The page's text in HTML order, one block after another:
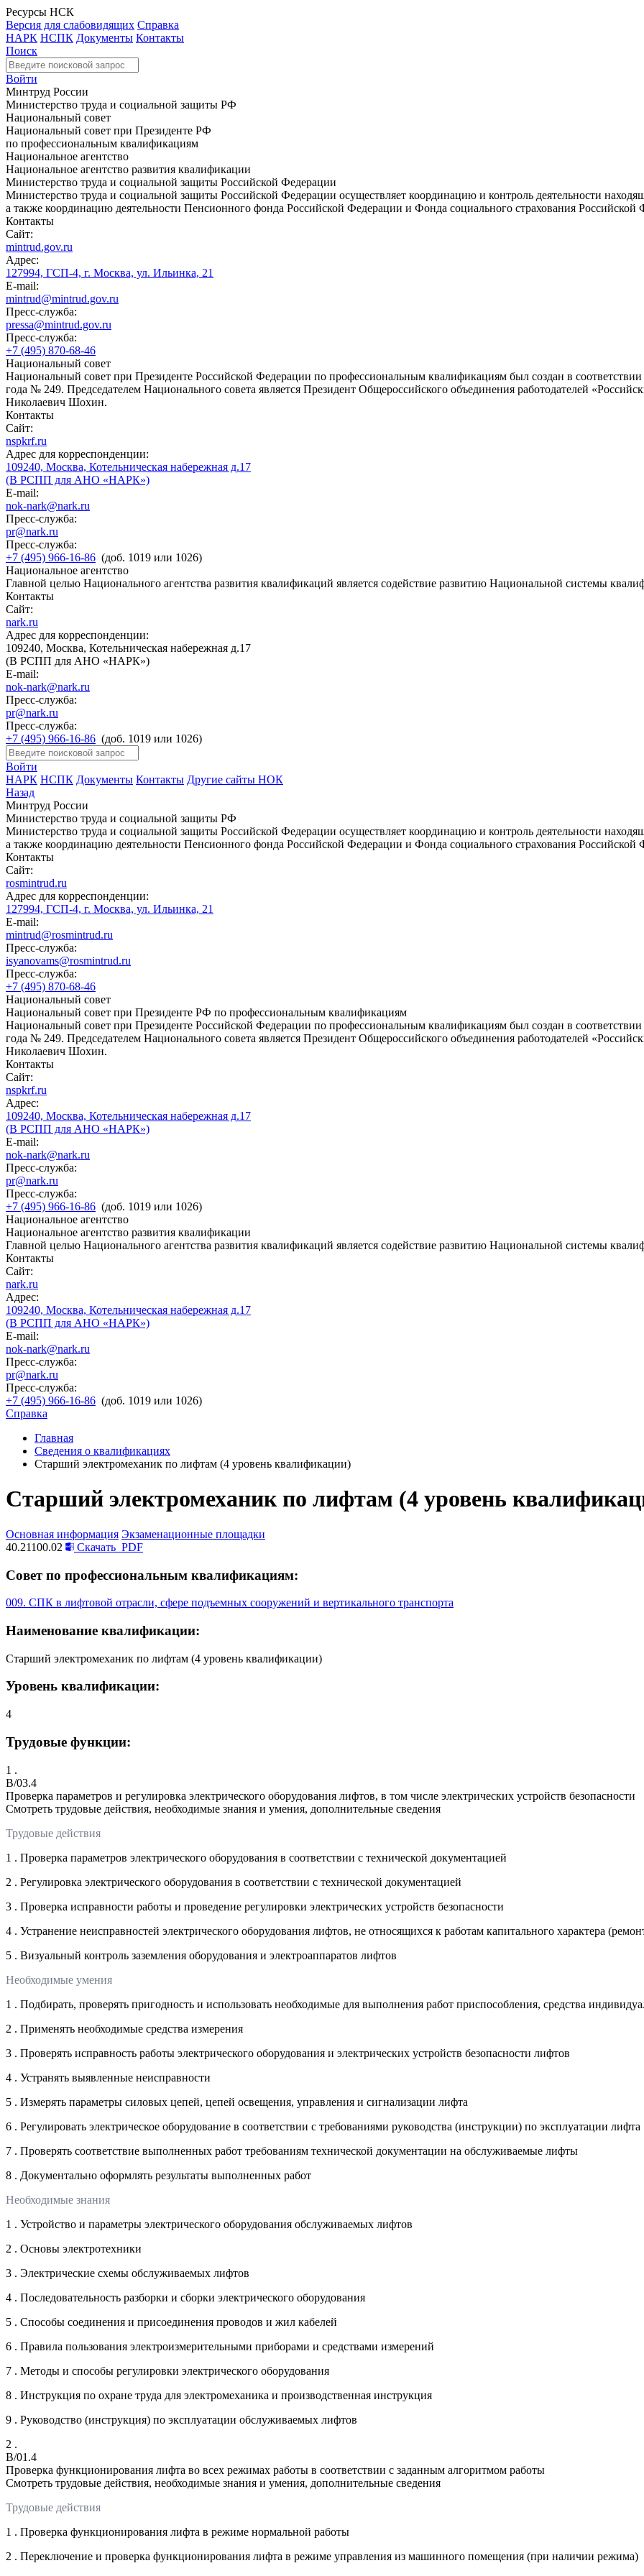
Ресурсы НСК
Версия для слабовидящих Справка
НАРК НСПК Документы Контакты
Поиск
Войти
Минтруд России
Министерство труда и социальной защиты РФ
Национальный совет
Национальный совет при Президенте РФ
по профессиональным квалификациям
Национальное агентство
Национальное агентство развития квалификации
Министерство труда и социальной защиты Российской Федерации
Министерство труда и социальной защиты Российской Федерации осуществляет координацию и контроль деятельности
а также координацию деятельности Пенсионного фонда Российской Федерации и Фонда социального страхования Российской
Контакты
Сайт:
mintrud.gov.ru
Адрес:
127994, ГСП-4, г. Москва, ул. Ильинка, 21
E-mail:
mintrud@mintrud.gov.ru
Пресс-служба:
pressa@mintrud.gov.ru
Пресс-служба:
+7 (495) 870-68-46
Национальный совет
Национальный совет при Президенте Российской Федерации по профессиональным квалификациям был создан в
года № 249. Председателем Национального совета является Президент Общероссийского объединения работодателей
Николаевич Шохин.
Контакты
Сайт:
nspkrf.ru
Адрес для корреспонденции:
109240, Москва, Котельническая набережная д.17
(В РСПП для АНО «НАРК»)
E-mail:
nok-nark@nark.ru
Пресс-служба:
pr@nark.ru
Пресс-служба:
+7 (495) 966-16-86 (доб. 1019 или 1026)
Национальное агентство
Главной целью Национального агентства развития квалификаций является содействие развитию Национальной системы
Контакты
Сайт:
nark.ru
Адрес для корреспонденции:
109240, Москва, Котельническая набережная д.17
(В РСПП для АНО «НАРК»)
E-mail:
nok-nark@nark.ru
Пресс-служба:
pr@nark.ru
Пресс-служба:
+7 (495) 966-16-86 (доб. 1019 или 1026)
Войти
НАРК НСПК Документы Контакты Другие сайты НОК
Назад
Минтруд России
Министерство труда и социальной защиты РФ
Министерство труда и социальной защиты Российской Федерации осуществляет координацию и контроль деятельности
а также координацию деятельности Пенсионного фонда Российской Федерации и Фонда социального страхования Российской
Контакты
Сайт:
rosmintrud.ru
Адрес для корреспонденции:
127994, ГСП-4, г. Москва, ул. Ильинка, 21
E-mail:
mintrud@rosmintrud.ru
Пресс-служба:
isyanovams@rosmintrud.ru
Пресс-служба:
+7 (495) 870-68-46
Национальный совет
Национальный совет при Президенте РФ по профессиональным квалификациям
Национальный совет при Президенте Российской Федерации по профессиональным квалификациям был создан в
года № 249. Председателем Национального совета является Президент Общероссийского объединения работодателей
Николаевич Шохин.
Контакты
Сайт:
nspkrf.ru
Адрес:
109240, Москва, Котельническая набережная д.17
(В РСПП для АНО «НАРК»)
E-mail:
nok-nark@nark.ru
Пресс-служба:
pr@nark.ru
Пресс-служба:
+7 (495) 966-16-86 (доб. 1019 или 1026)
Национальное агентство
Национальное агентство развития квалификации
Главной целью Национального агентства развития квалификаций является содействие развитию Национальной системы
Контакты
Сайт:
nark.ru
Адрес:
109240, Москва, Котельническая набережная д.17
(В РСПП для АНО «НАРК»)
E-mail:
nok-nark@nark.ru
Пресс-служба:
pr@nark.ru
Пресс-служба:
+7 (495) 966-16-86 (доб. 1019 или 1026)
Справка
Главная
Сведения о квалификациях
Старший электромеханик по лифтам (4 уровень квалификации)
Старший электромеханик по лифтам (4 уровень
Основная информация Экзаменационные площадки
40.21100.02
Скачать PDF
Совет по профессиональным квалификациям:
009. СПК в лифтовой отрасли, сфере подъемных сооружений и вертикального транспорта
Наименование квалификации:
Старший электромеханик по лифтам (4 уровень квалификации)
Уровень квалификации:
4
Трудовые функции:
1 .
B/03.4
Проверка параметров и регулировка электрического оборудования лифтов, в том числе электрических устройств безопасности
Смотреть трудовые действия, необходимые знания и умения, дополнительные сведения
Трудовые действия
1 . Проверка параметров электрического оборудования в соответствии с технической документацией
2 . Регулировка электрического оборудования в соответствии с технической документацией
3 . Проверка исправности работы и проведение регулировки электрических устройств безопасности
4 . Устранение неисправностей электрического оборудования лифтов, не относящихся к работам капитального характера
5 . Визуальный контроль заземления оборудования и электроаппаратов лифтов
Необходимые умения
1 . Подбирать, проверять пригодность и использовать необходимые для выполнения работ приспособления, средства
2 . Применять необходимые средства измерения
3 . Проверять исправность работы электрического оборудования и электрических устройств безопасности лифтов
4 . Устранять выявленные неисправности
5 . Измерять параметры силовых цепей, цепей освещения, управления и сигнализации лифта
6 . Регулировать электрическое оборудование в соответствии с требованиями руководства (инструкции) по эксплуатации лифта
7 . Проверять соответствие выполненных работ требованиям технической документации на обслуживаемые лифты
8 . Документально оформлять результаты выполненных работ
Необходимые знания
1 . Устройство и параметры электрического оборудования обслуживаемых лифтов
2 . Основы электротехники
3 . Электрические схемы обслуживаемых лифтов
4 . Последовательность разборки и сборки электрического оборудования
5 . Способы соединения и присоединения проводов и жил кабелей
6 . Правила пользования электроизмерительными приборами и средствами измерений
7 . Методы и способы регулировки электрического оборудования
8 . Инструкция по охране труда для электромеханика и производственная инструкция
9 . Руководство (инструкция) по эксплуатации обслуживаемых лифтов
2 .
B/01.4
Проверка функционирования лифта во всех режимах работы в соответствии с заданным алгоритмом работы
Смотреть трудовые действия, необходимые знания и умения, дополнительные сведения
Трудовые действия
1 . Проверка функционирования лифта в режиме нормальной работы
2 . Переключение и проверка функционирования лифта в режиме управления из машинного помещения (при наличии режима)